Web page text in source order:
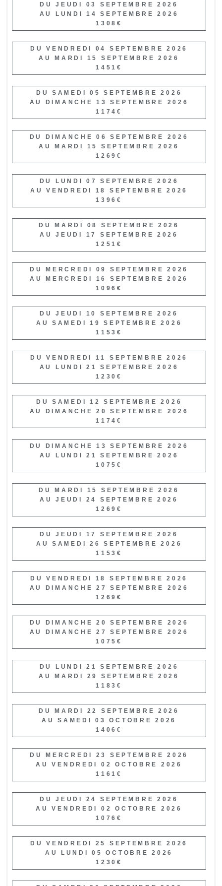
DU JEUDI 03 SEPTEMBRE 2026
AU LUNDI 14 SEPTEMBRE 2026
1308€
DU VENDREDI 04 SEPTEMBRE 2026
AU MARDI 15 SEPTEMBRE 2026
1451€
DU SAMEDI 05 SEPTEMBRE 2026
AU DIMANCHE 13 SEPTEMBRE 2026
1174€
DU DIMANCHE 06 SEPTEMBRE 2026
AU MARDI 15 SEPTEMBRE 2026
1269€
DU LUNDI 07 SEPTEMBRE 2026
AU VENDREDI 18 SEPTEMBRE 2026
1396€
DU MARDI 08 SEPTEMBRE 2026
AU JEUDI 17 SEPTEMBRE 2026
1251€
DU MERCREDI 09 SEPTEMBRE 2026
AU MERCREDI 16 SEPTEMBRE 2026
1096€
DU JEUDI 10 SEPTEMBRE 2026
AU SAMEDI 19 SEPTEMBRE 2026
1153€
DU VENDREDI 11 SEPTEMBRE 2026
AU LUNDI 21 SEPTEMBRE 2026
1230€
DU SAMEDI 12 SEPTEMBRE 2026
AU DIMANCHE 20 SEPTEMBRE 2026
1174€
DU DIMANCHE 13 SEPTEMBRE 2026
AU LUNDI 21 SEPTEMBRE 2026
1075€
DU MARDI 15 SEPTEMBRE 2026
AU JEUDI 24 SEPTEMBRE 2026
1269€
DU JEUDI 17 SEPTEMBRE 2026
AU SAMEDI 26 SEPTEMBRE 2026
1153€
DU VENDREDI 18 SEPTEMBRE 2026
AU DIMANCHE 27 SEPTEMBRE 2026
1269€
DU DIMANCHE 20 SEPTEMBRE 2026
AU DIMANCHE 27 SEPTEMBRE 2026
1075€
DU LUNDI 21 SEPTEMBRE 2026
AU MARDI 29 SEPTEMBRE 2026
1183€
DU MARDI 22 SEPTEMBRE 2026
AU SAMEDI 03 OCTOBRE 2026
1406€
DU MERCREDI 23 SEPTEMBRE 2026
AU VENDREDI 02 OCTOBRE 2026
1161€
DU JEUDI 24 SEPTEMBRE 2026
AU VENDREDI 02 OCTOBRE 2026
1076€
DU VENDREDI 25 SEPTEMBRE 2026
AU LUNDI 05 OCTOBRE 2026
1230€